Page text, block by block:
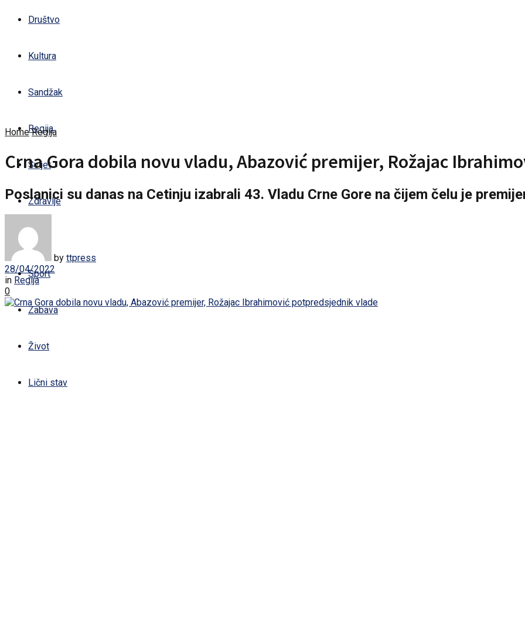
Društvo
Kultura
Sandžak
Regija
Svijet
Zdravlje
Žena
Sport
Zabava
Život
Lični stav
Home Regija
Crna Gora dobila novu vladu, Abazović premijer, Rožajac
Poslanici su danas na Cetinju izabrali 43. Vladu Crne Gore na čijem čelu je
by ttpress
28/04/2022
in Regija
0